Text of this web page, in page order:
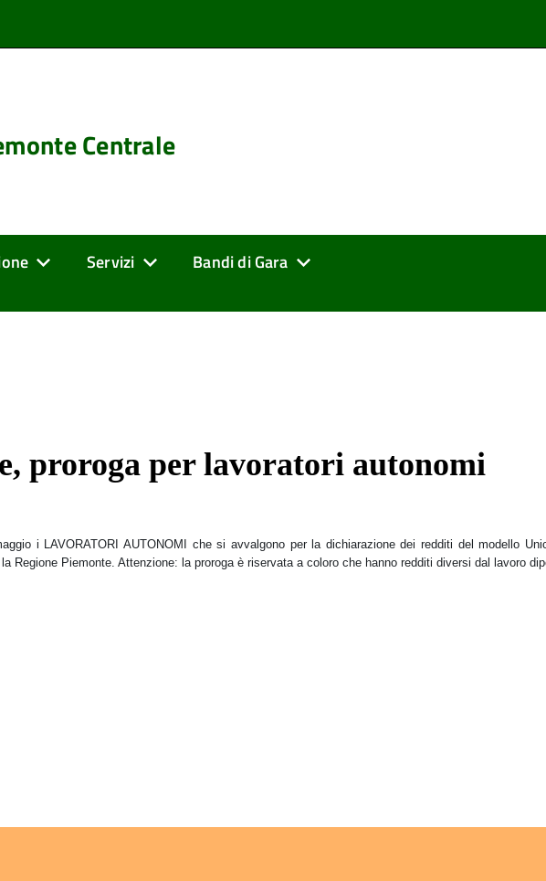
Centrale
Servizi Bandi di Gara
proroga per lavoratori autonomi
i LAVORATORI AUTONOMI che si avvalgono per la dichiarazione dei redditi del modello
Regione Piemonte. Attenzione: la proroga è riservata a coloro che hanno redditi diversi dal lavoro